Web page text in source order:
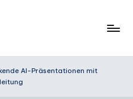
AI-Präsentationen mit